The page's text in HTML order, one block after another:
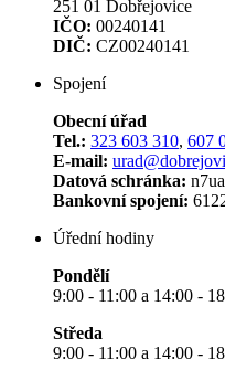
251 01 Dobřejovice
IČO: 00240141
DIČ: CZ00240141
Spojení
Obecní úřad
Tel.: 323 603 310, 607
E-mail:
Datová schránka:
Bankovní spojení:
Úřední hodiny
Pondělí
9:00 - 11:00 a 14:00 -
Středa
9:00 - 11:00 a 14:00 -